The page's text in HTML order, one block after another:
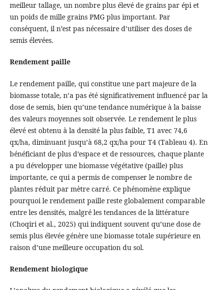
meilleur tallage, un nombre plus élevé de grains par épi et
un poids de mille grains PMG plus important. Par
conséquent, il n’est pas nécessaire d’utiliser des doses de
semis élevées.
Rendement paille
Le rendement paille, qui constitue une part majeure de la
biomasse totale, n’a pas été significativement influencé par la
dose de semis, bien qu’une tendance numérique à la baisse
des valeurs moyennes soit observée. Le rendement le plus
élevé est obtenu à la densité la plus faible, T1 avec 74,6
qx/ha, diminuant jusqu’à 68,2 qx/ha pour T4 (Tableau 4). En
bénéficiant de plus d’espace et de ressources, chaque plante
a pu développer une biomasse végétative (paille) plus
importante, ce qui a permis de compenser le nombre de
plantes réduit par mètre carré. Ce phénomène explique
pourquoi le rendement paille reste globalement comparable
entre les densités, malgré les tendances de la littérature
(Choqiri et al., 2025) qui indiquent souvent qu’une dose de
semis plus élevée génère une biomasse totale supérieure en
raison d’une meilleure occupation du sol.
Rendement biologique